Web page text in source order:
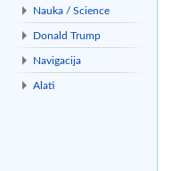
Nauka / Science
Donald Trump
Navigacija
Alati